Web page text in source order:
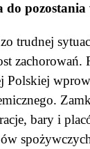
do pozostania
trudnej
zachorowań.
Polskiej
bary i